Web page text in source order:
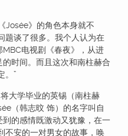
》的角色本身就不
题谈了很多。我个人认为在
MBC电视剧《春夜》，从进
时间。而且这次和南柱赫合
。”
大学毕业的英锡（南柱赫
（韩志旼 饰）的名字叫自
的感情既激动又犹豫，在一
不安的一对男女的故事，唤